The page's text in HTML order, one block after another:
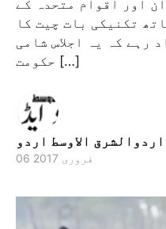
اور اقوام متحدہ کے
تکنیکی بات چیت کا
رہے کہ یہ اجلاس شامی
حکومت […]
اردوالشرق الاوسط اردو
06 فروری 2017